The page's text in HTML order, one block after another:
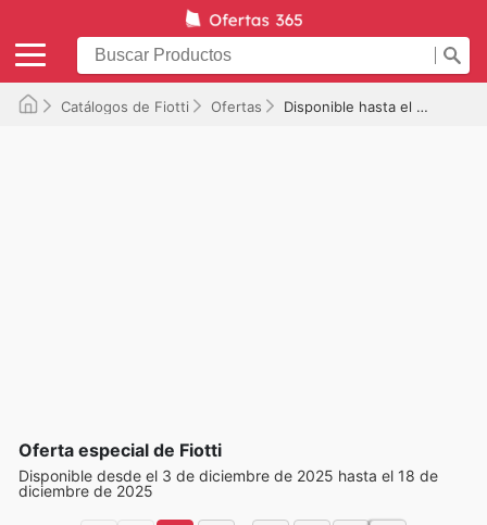
Catálogos de Fiotti Ofertas Disponible hasta el 18/12/2025
Oferta especial de Fiotti
Disponible desde el 3 de diciembre de 2025 hasta el 18 de
diciembre de 2025